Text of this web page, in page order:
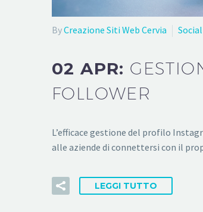
ByCreazione Siti Web Cervia Social
02 APR:
FOLLOWER
L’efficace gestione del profilo
alle aziende di connettersi con il
LEGGI TUTTO